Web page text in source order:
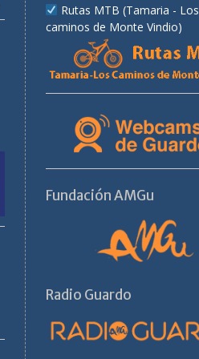
Rutas MTB (Tamaria - Los
caminos de Monte Vindio)
Fundación AMGu
Radio Guardo